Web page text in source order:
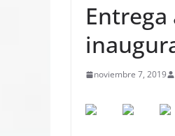
noviembre 7, 2019